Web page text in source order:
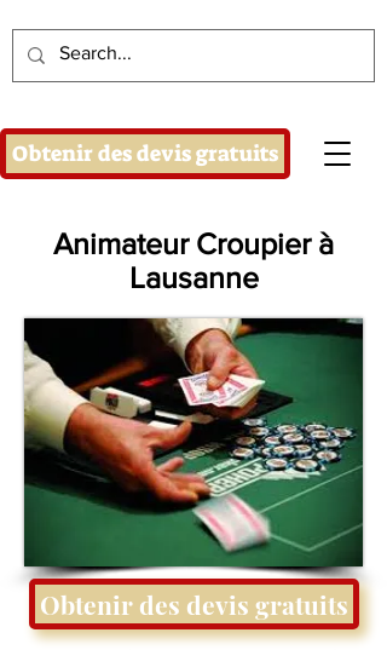
Obtenir des devis gratuits
Animateur Croupier à
Lausanne
Obtenir des devis gratuits